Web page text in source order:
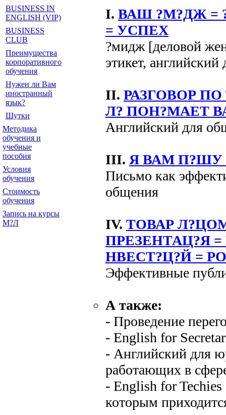
BUSINESS IN
ENGLISH (VIP)
BUSINESS
CLUB
Преимущества
корпоративного
обучения
Нужен ли Вам
иностранный
язык?
Шутки
Методика
обучения и
учебные
пособия
Условия
обучения
Стоимость
обучения
Запись на курсы
М?Л
I. ВАШ ?М?ДЖ =
= УСПЕХ
?мидж [деловой
этикет,
II. РАЗГОВОР
Л? ПОН?МАЕТ
Английский для
III. Я ВАМ П?ШУ
Письмо как
общения
IV. ТОВАР
ПРЕЗЕНТАЦ?Я
НВЕСТ?Ц?Й =
Эффективные
А также:
- Проведение
- English for
- Английский для
работающих в
- English for Techies
которым